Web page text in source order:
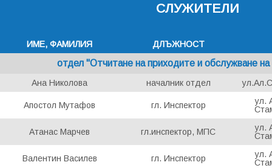
СЛУЖИТЕЛИ
ИМЕ, ФАМИЛИЯ ДЛЪЖНОСТ
отдел "Отчитане на приходите и обслужване
Ана Николова началник отдел
Апостол Мутафов гл. Инспектор
ул.
Атанас Марчев гл.инспектор, МПС
ул.
Валентин Василев гл. Инспектор
ул.